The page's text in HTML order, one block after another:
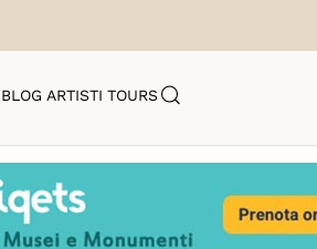
BLOG ARTISTI TOURS